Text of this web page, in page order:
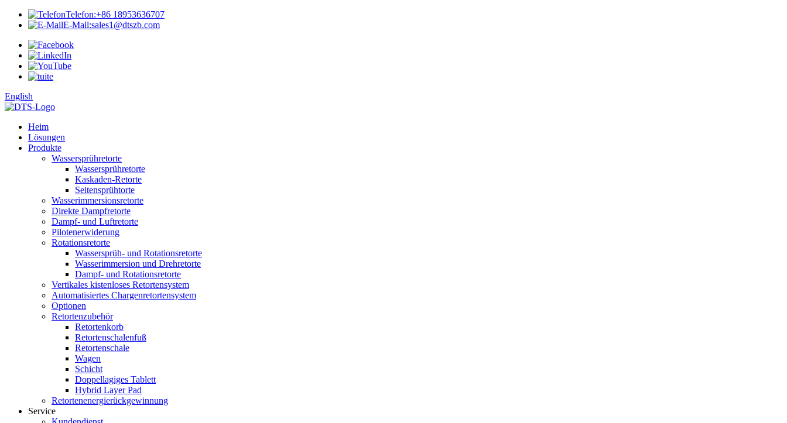
Telefon:+86 18953636707
E-Mail:sales1@dtszb.com
English
Heim
Lösungen
Produkte
Wassersprühretorte
Wassersprühretorte
Kaskaden-Retorte
Seitensprühtorte
Wasserimmersionsretorte
Direkte Dampfretorte
Dampf- und Luftretorte
Pilotenerwiderung
Rotationsretorte
Wassersprüh- und Rotationsretorte
Wasserimmersion und Drehretorte
Dampf- und Rotationsretorte
Vertikales kistenloses Retortensystem
Automatisiertes Chargenretortensystem
Optionen
Retortenzubehör
Retortenkorb
Retortenschalenfuß
Retortenschale
Wagen
Schicht
Doppellagiges Tablett
Hybrid Layer Pad
Retortenenergierückgewinnung
Service